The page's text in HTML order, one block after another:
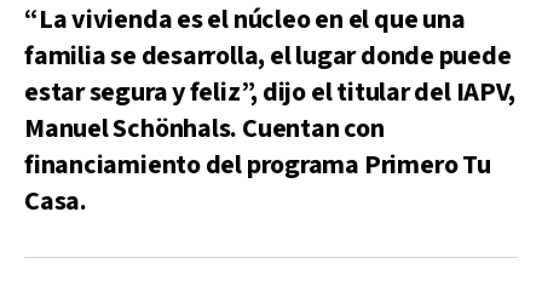
“La vivienda es el núcleo en el que una
familia se desarrolla, el lugar donde puede
estar segura y feliz”, dijo el titular del IAPV,
Manuel Schönhals. Cuentan con
financiamiento del programa Primero Tu
Casa.